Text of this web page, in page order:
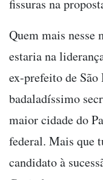
fissuras na
Quem mais nesse
estaria na
ex-prefeito de
badaladíssimo
maior cidade do
federal. Mais que
candidato à